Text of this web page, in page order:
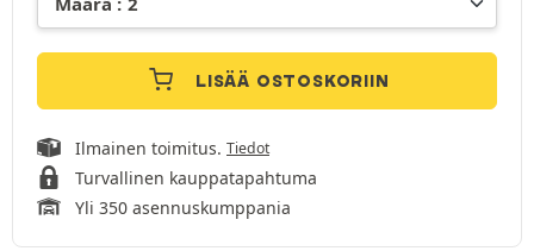
LISÄÄ OSTOSKORIIN
Ilmainen toimitus. Tiedot
Turvallinen kauppatapahtuma
Yli 350 asennuskumppania